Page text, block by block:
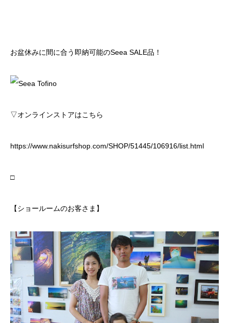
お盆休みに間に合う即納可能のSeea SALE品！
▽オンラインストアはこちら
https://www.nakisurfshop.com/SHOP/51445/106916/list.html
□
【ショールームのお客さま】